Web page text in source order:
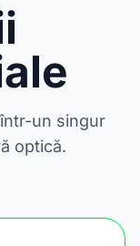
un singur
optică.